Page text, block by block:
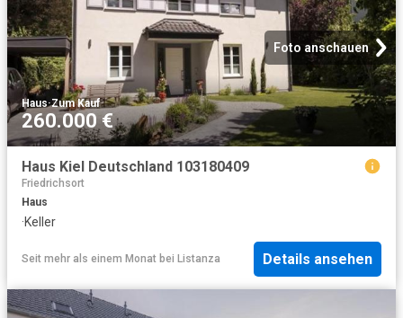
Foto anschauen
Haus·Zum Kauf
260.000 €
Haus Kiel Deutschland 103180409
Friedrichsort
Haus
·Keller
Seit mehr als einem Monat bei Listanza Details ansehen